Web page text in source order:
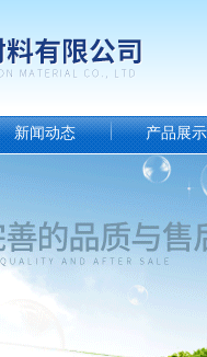
新闻动态 产品展示